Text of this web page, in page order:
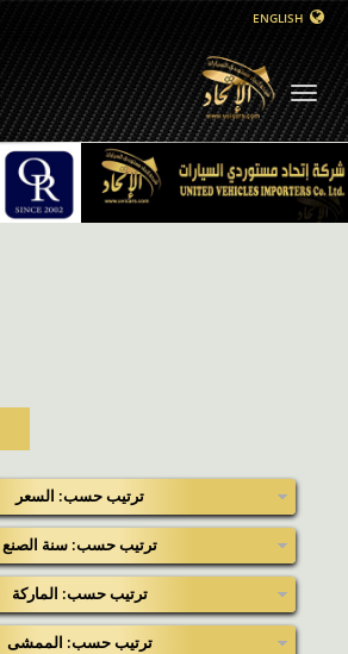
ENGLISH
التبديل
الملاحي
ترتيب حسب: السعر
ترتيب حسب: سنة الصنع
ترتيب حسب: الماركة
ترتيب حسب: الممشى